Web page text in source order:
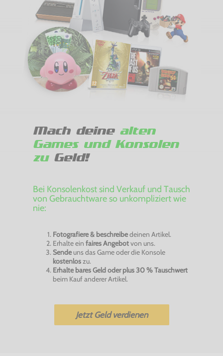
Mach deine alten
Games und Konsolen
zuGeld!
Bei Konsolenkost sind Verkauf und Tausch
von Gebrauchtware so unkompliziert wie
nie:
Fotografiere & beschreibedeinen Artikel.
Erhalte ein faires Angebotvon uns.
Sendeuns das Game oder die Konsole
kostenloszu.
Erhalte bares Geld oder plus 30 % Tauschwert
beim Kauf anderer Artikel.
Jetzt Geld verdienen